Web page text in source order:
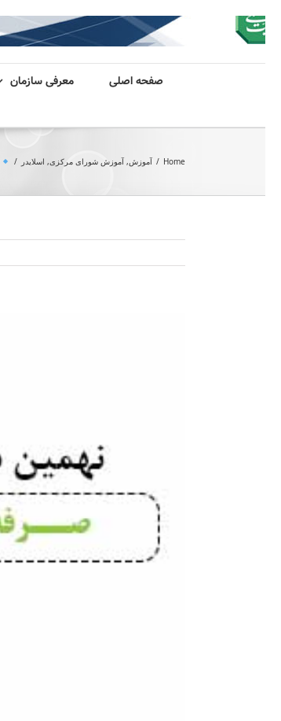
صفحه اصلی معرفی سازمان
Home
/ آموزش, آموزش شورای مرکزی, اسلایدر /